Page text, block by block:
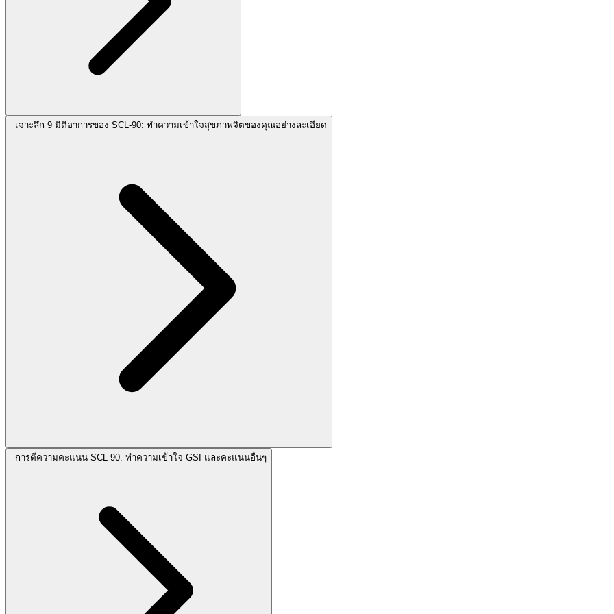
เจาะลึก 9 มิติอาการของ SCL-90: ทำความเข้าใจสุขภาพจิตของคุณอย่างละเอียด
การตีความคะแนน SCL-90: ทำความเข้าใจ GSI และคะแนนอื่นๆ